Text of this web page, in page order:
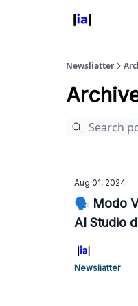
Newsliatter
Aug 01, 2024
🗣️ Modo
AI Studio
Newsliatter